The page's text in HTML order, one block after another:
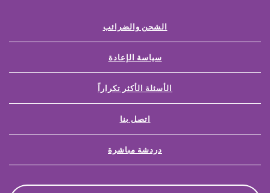
الشحن والضرائب
سياسة الإعادة
الأسئلة الأكثر تكراراً
اتصل بنا
دردشة مباشرة